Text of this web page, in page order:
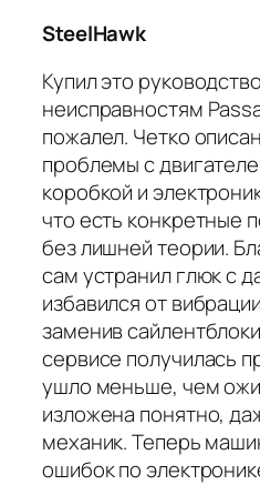
SteelHawk
Купил это
неисправностям
пожалел. Четко
проблемы с
коробкой и
что есть конкретные
без лишней теории.
сам устранил глюк с
избавился от
заменив
сервисе получилась
ушло меньше, чем
изложена понятно,
механик. Теперь
ошибок по